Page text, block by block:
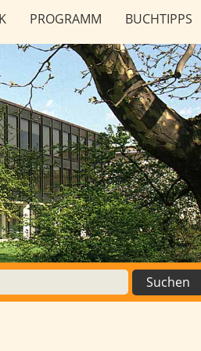
PROGRAMM
BUCHTIPPS